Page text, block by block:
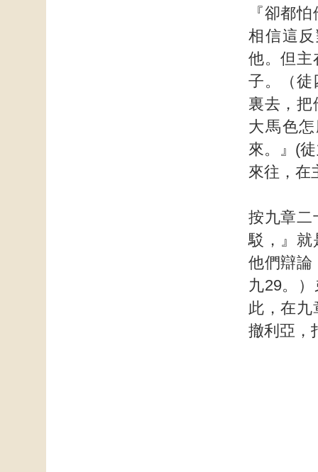
『卻都
相信這
他。但主
子。（徒
裏去，把
大馬色
來。』(
來往，在
按九章二
駁，』就
他們辯論
九29。
此，在九